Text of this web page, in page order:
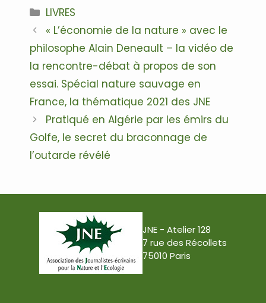
Catégories
LIVRES
Navigation
des
articles
« L’économie de la nature » avec le
philosophe Alain Deneault – la vidéo de
la rencontre-débat à propos de son
essai. Spécial nature sauvage en
France, la thématique 2021 des JNE
Pratiqué en Algérie par les émirs du
Golfe, le secret du braconnage de
l’outarde révélé
JNE - Atelier 128
7 rue des Récollets
75010 Paris